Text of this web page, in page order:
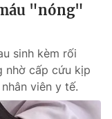
"nóng"
sinh kèm rối
nhờ cấp cứu kịp
viên y tế.